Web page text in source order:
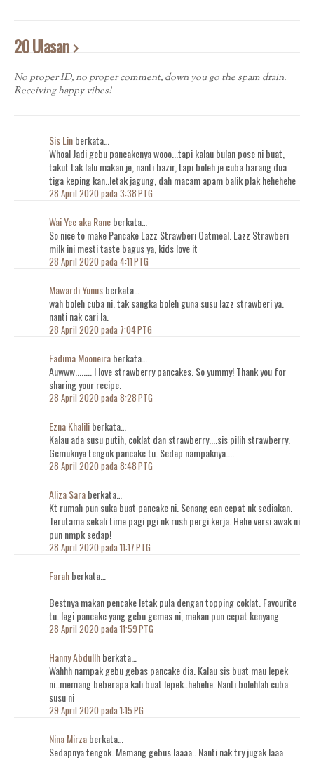
20 Ulasan
No proper ID, no proper comment, down you go the spam drain.
Receiving happy vibes!
Sis Linberkata…
Whoa! Jadi gebu pancakenya wooo...tapi kalau bulan pose ni buat,
takut tak lalu makan je, nanti bazir, tapi boleh je cuba barang dua
tiga keping kan..letak jagung, dah macam apam balik plak hehehehe
28 April 2020 pada 3:38 PTG
Wai Yee aka Raneberkata…
So nice to make Pancake Lazz Strawberi Oatmeal. Lazz Strawberi
milk ini mesti taste bagus ya, kids love it
28 April 2020 pada 4:11 PTG
Mawardi Yunusberkata…
wah boleh cuba ni. tak sangka boleh guna susu lazz strawberi ya.
nanti nak cari la.
28 April 2020 pada 7:04 PTG
Fadima Mooneiraberkata…
Auwww........ I love strawberry pancakes. So yummy! Thank you for
sharing your recipe.
28 April 2020 pada 8:28 PTG
Ezna Khaliliberkata…
Kalau ada susu putih, coklat dan strawberry....sis pilih strawberry.
Gemuknya tengok pancake tu. Sedap nampaknya....
28 April 2020 pada 8:48 PTG
Aliza Saraberkata…
Kt rumah pun suka buat pancake ni. Senang can cepat nk sediakan.
Terutama sekali time pagi pgi nk rush pergi kerja. Hehe versi awak ni
pun nmpk sedap!
28 April 2020 pada 11:17 PTG
Farahberkata…
Bestnya makan pencake letak pula dengan topping coklat. Favourite
tu. lagi pancake yang gebu gemas ni, makan pun cepat kenyang
28 April 2020 pada 11:59 PTG
Hanny Abdullhberkata…
Wahhh nampak gebu gebas pancake dia. Kalau sis buat mau lepek
ni..memang beberapa kali buat lepek..hehehe. Nanti bolehlah cuba
susu ni
29 April 2020 pada 1:15 PG
Nina Mirzaberkata…
Sedapnya tengok. Memang gebus laaaa.. Nanti nak try jugak laaa